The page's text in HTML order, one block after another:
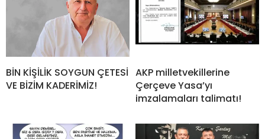
BİN KİŞİLİK SOYGUN ÇETESİ
VE BİZİM KADERİMİZ!
AKP milletvekillerine
Çerçeve Yasa’yı
imzalamaları talimatı!